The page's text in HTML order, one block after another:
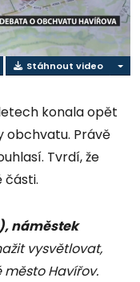
Stáhnout video
konala opět
obchvatu. Právě
Tvrdí, že
části.
náměstek
vysvětlovat,
Havířov.